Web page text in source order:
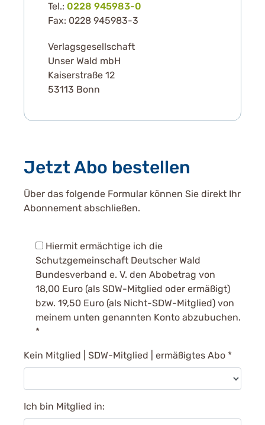
Tel.: 0228 945983-0
Fax: 0228 945983-3
Verlagsgesellschaft
Unser Wald mbH
Kaiserstraße 12
53113 Bonn
Jetzt Abo bestellen
Über das folgende Formular können Sie direkt Ihr
Abonnement abschließen.
Hiermit ermächtige ich die
Schutzgemeinschaft Deutscher Wald
Bundesverband e. V. den Abobetrag von
18,00 Euro (als SDW-Mitglied oder ermäßigt)
bzw. 19,50 Euro (als Nicht-SDW-Mitglied) von
meinem unten genannten Konto abzubuchen.
*
Kein Mitglied | SDW-Mitglied | ermäßigtes Abo *
Ich bin Mitglied in: